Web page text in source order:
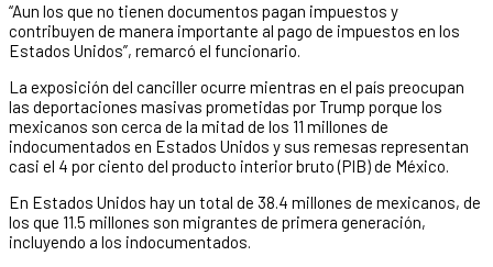
“Aun los que no tienen documentos pagan impuestos y
contribuyen de manera importante al pago de impuestos en los
Estados Unidos”, remarcó el funcionario.
La exposición del canciller ocurre mientras en el país preocupan
las deportaciones masivas prometidas por Trump porque los
mexicanos son cerca de la mitad de los 11 millones de
indocumentados en Estados Unidos y sus remesas representan
casi el 4 por ciento del producto interior bruto (PIB) de México.
En Estados Unidos hay un total de 38.4 millones de mexicanos, de
los que 11.5 millones son migrantes de primera generación,
incluyendo a los indocumentados.